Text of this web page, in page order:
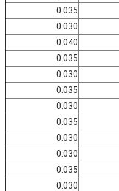
0.035
0.030
0.040
0.035
0.030
0.035
0.030
0.035
0.030
0.030
0.035
0.030